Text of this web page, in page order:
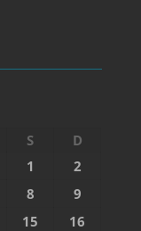
S
D
1
2
8
9
15
16